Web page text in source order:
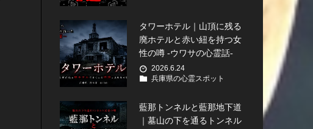
タワーホテル｜山頂に残る
廃ホテルと赤い紐を持つ女
性の噂 -ウワサの心霊話-
2026.6.24
兵庫県の心霊スポット
藍那トンネルと藍那地下道
｜墓山の下を通るトンネル